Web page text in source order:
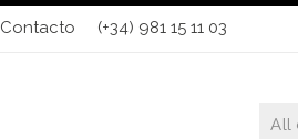
Contacto (+34) 981 15 11 03